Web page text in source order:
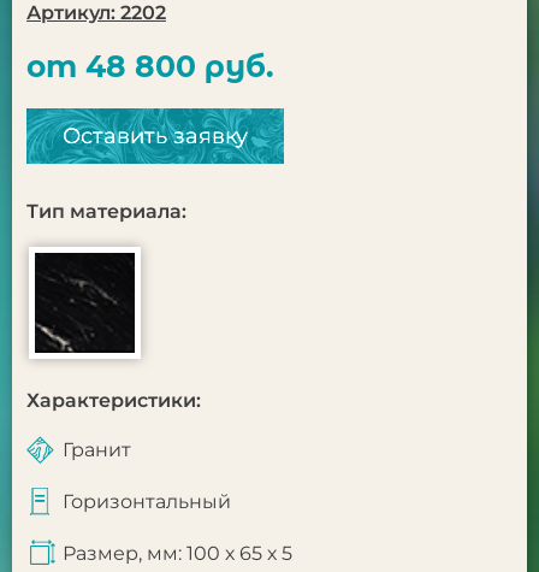
Артикул: 2202
от 48 800 руб.
Оставить заявку
Тип материала:
Характеристики:
Гранит
Горизонтальный
Размер, мм: 100 х 65 х 5